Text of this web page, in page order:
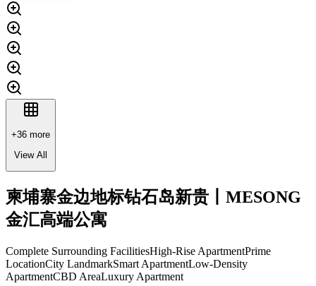
+36 more
View All
柬埔寨金边地标钻石岛新贵丨MESONG
金汇高端公寓
Complete Surrounding FacilitiesHigh-Rise ApartmentPrime
LocationCity LandmarkSmart ApartmentLow-Density
ApartmentCBD AreaLuxury Apartment